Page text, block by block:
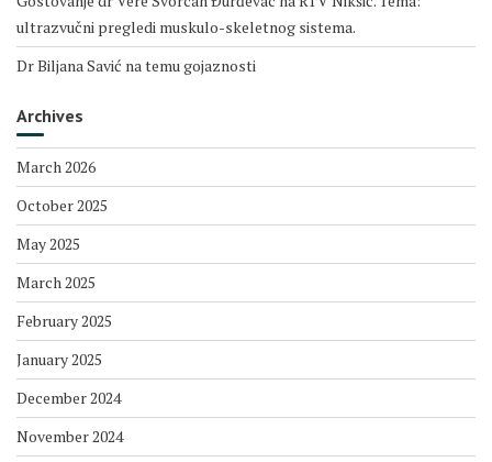
ultrazvučni pregledi muskulo-skeletnog sistema.
Dr Biljana Savić na temu gojaznosti
Archives
March 2026
October 2025
May 2025
March 2025
February 2025
January 2025
December 2024
November 2024